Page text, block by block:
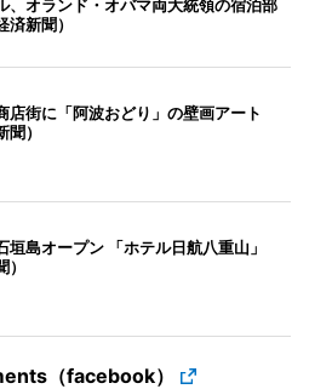
、オランド・オバマ両大統領の宿泊部
新聞）
店街に「阿波おどり」の壁画アート
聞）
垣島オープン 「ホテル日航八重山」
（facebook）